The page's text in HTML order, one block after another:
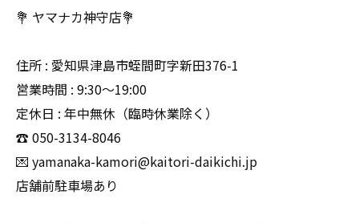
💐 ヤマナカ神守店💐
住所 : 愛知県津島市蛭間町字新田376-1
営業時間 : 9:30〜19:00
定休日 : 年中無休（臨時休業除く）
☎️ 050-3134-8046
💌 yamanaka-kamori@kaitori-daikichi.jp
店舗前駐車場あり